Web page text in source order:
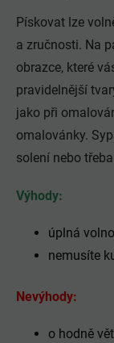
Pískovat lze
a zručnosti. Na
obrazce, které
pravidelnější
jako při
omalovánky.
solení nebo
Výhody:
úplná
nemusíte
Nevýhody:
o hodně